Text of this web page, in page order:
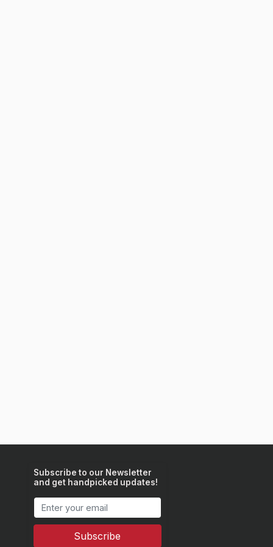
Subscribe to our Newsletter
and get handpicked updates!
Subscribe